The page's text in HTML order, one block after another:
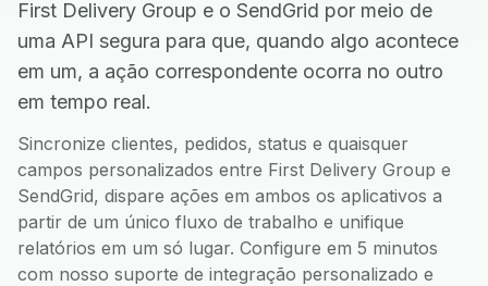
First Delivery Group e o SendGrid por meio de
uma API segura para que, quando algo acontece
em um, a ação correspondente ocorra no outro
em tempo real.
Sincronize clientes, pedidos, status e quaisquer
campos personalizados entre First Delivery Group e
SendGrid, dispare ações em ambos os aplicativos a
partir de um único fluxo de trabalho e unifique
relatórios em um só lugar. Configure em 5 minutos
com nosso suporte de integração personalizado e